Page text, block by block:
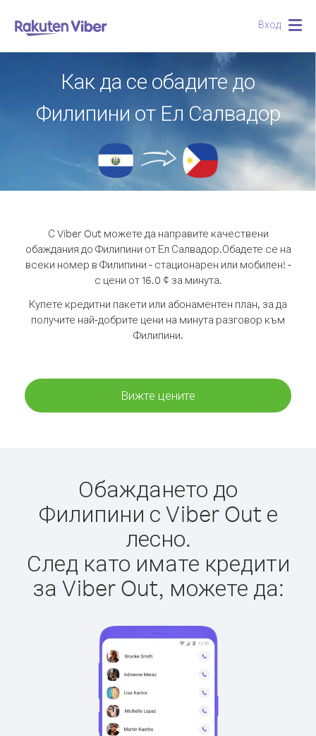
Вход
Как да се обадите до
Филипини от Ел Салвадор
С Viber Out можете да направите качествени
обаждания до Филипини от Ел Салвадор.Обадете се на
всеки номер в Филипини - стационарен или мобилен! -
с цени от 16.0 ¢ за минута.
Купете кредитни пакети или абонаментен план, за да
получите най-добрите цени на минута разговор към
Филипини.
Вижте цените
Обаждането до
Филипини с Viber Out е
лесно.
След като имате кредити
за Viber Out, можете да: